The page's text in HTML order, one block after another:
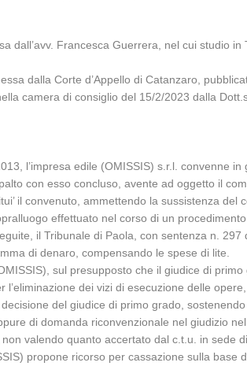
dall’avv. Francesca Guerrera, nel cui studio
dalla Corte d’Appello di Catanzaro,
camera di consiglio del 15/2/2023 dalla
l’impresa edile (OMISSIS) s.r.l. convenne
con esso concluso, avente ad oggetto il
il convenuto, ammettendo la sussistenza
effettuato nel corso di un
il Tribunale di Paola, con sentenza n.
di denaro, compensando le spese di lite.
sul presupposto che il giudice di
dei vizi di esecuzione delle
del giudice di primo grado,
di domanda riconvenzionale nel giudizio
valendo quanto accertato dal c.t.u. in sede
propone ricorso per cassazione sulla base